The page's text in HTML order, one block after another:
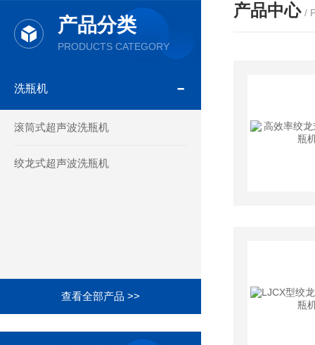
产品分类
PRODUCTS CATEGORY
洗瓶机
滚筒式超声波洗瓶机
绞龙式超声波洗瓶机
查看全部产品 >>
产品中心 /